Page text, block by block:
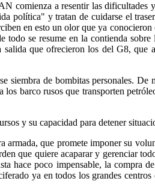
comienza a resentir las dificultades
política" y tratan de cuidarse el
en esto un olor que ya
se resume en la contienda
que ofrecieron los del G8, que
de bombitas personales.
barco rusos que transporten
y su capacidad para detener
que promete imponer su
que quiere acaparar y gerenciar
hace poco impensable, la compra
ya en todos los grandes